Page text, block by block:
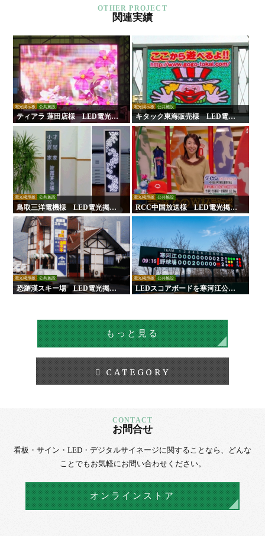
関連実績
電光掲示板 公共施設
ティアラ 蓮田店様 LED電光掲
示板
電光掲示板 公共施設
キタック東海販売様 LED電光
掲示板
電光掲示板 公共施設
鳥取三洋電機様 LED電光掲示
板
電光掲示板 公共施設
RCC中国放送様 LED電光掲示
板
電光掲示板 公共施設
恐羅漢スキー場 LED電光掲示
板
電光掲示板 公共施設
LEDスコアボードを寒河江公園
野球場に設置｜負担軽減！手動
もっと見る
CATEGORY
お問合せ
看板・サイン・LED・デジタルサイネージに関することなら、
どんな
ことでもお気軽にお問い合わせください。
オンラインストア